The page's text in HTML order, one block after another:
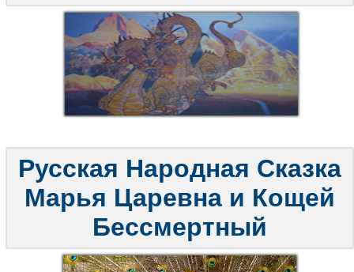
Русская Народная Сказка
Марья Царевна и Кощей
Бессмертный